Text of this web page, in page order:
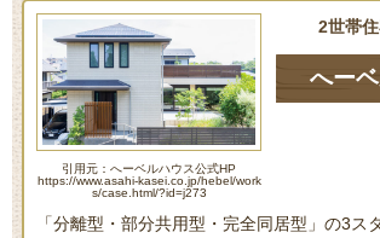
2世帯
へー
引用元：へーベルハウス公式HP
https://www.asahi-kasei.co.jp/hebel/work
s/case.html/?id=j273
「分離型・部分共用型・完全同居型」の3ス